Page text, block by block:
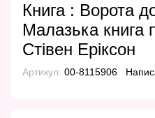
Книга : Ворота
Малазька книга
Стівен Еріксон
Артикул: 00-8115906